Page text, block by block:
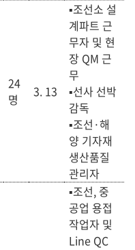
24
명
3. 13
▪조선소 설
계파트 근
무자 및 현
장 QM 근
무
▪선사 선박
감독
▪조선·해
양 기자재
생산품질
관리자
▪조선, 중
공업 용접
작업자 및
Line QC